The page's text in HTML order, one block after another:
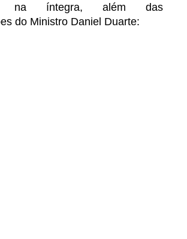
na íntegra, além das
do Ministro Daniel Duarte: